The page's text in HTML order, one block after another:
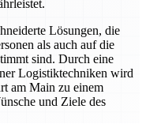
Lösungen, die
als auch auf die
sind. Durch eine
Logistiktechniken wird
am Main zu einem
und Ziele des